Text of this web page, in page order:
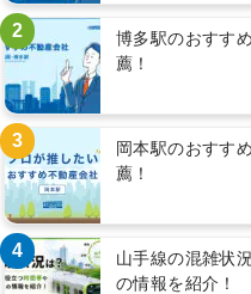
2
博多駅のおすす
薦！
3
岡本駅のおすす
薦！
4
山手線の混雑状
の情報を紹介！